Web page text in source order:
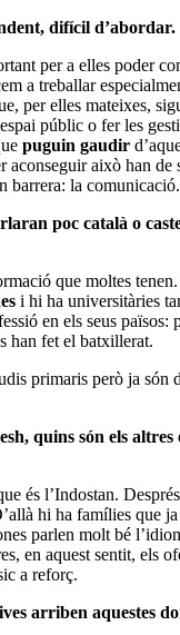
difícil d’abordar.
per a elles poder
a treballar
per elles mateixes,
públic o fer les
puguin gaudir
aconseguir això han de
barrera: la comunicació.
poc català o
que moltes
i hi ha universitàries
en els seus països:
han fet el batxillerat.
primaris però ja són
quins són els altres
és l’Indostan.
hi ha famílies que
parlen molt bé
en aquest sentit, els
a reforç.
arriben aquestes